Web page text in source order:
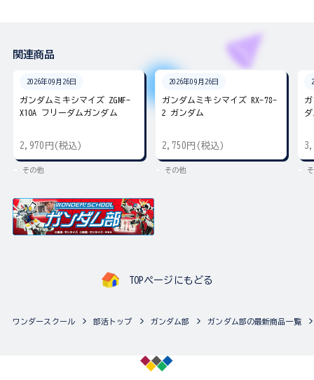
関連商品
2026年09月26日
ガンダムミキシマイズ ZGMF-
X10A フリーダムガンダム
2,970円(税込)
その他
2026年09月26日
ガンダムミキシマイズ RX-78-
2 ガンダム
2,750円(税込)
その他
TOPページにもどる
ワンダースクール 部活トップ ガンダム部 ガンダム部の最新商品一覧